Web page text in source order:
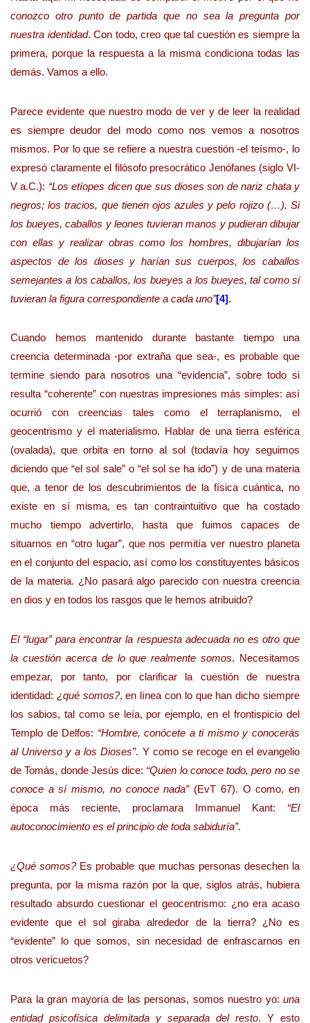
conozco otro punto de partida que no sea la pregunta por
nuestra identidad. Con todo, creo que tal cuestión es siempre la
primera, porque la respuesta a la misma condiciona todas las
demás. Vamos a ello.
Parece evidente que nuestro modo de ver y de leer la realidad
es siempre deudor del modo como nos vemos a nosotros
mismos. Por lo que se refiere a nuestra cuestión -el teísmo-, lo
expresó claramente el filósofo presocrático Jenófanes (siglo VI-
V a.C.): “Los etíopes dicen que sus dioses son de nariz chata y
negros; los tracios, que tienen ojos azules y pelo rojizo (…). Si
los bueyes, caballos y leones tuvieran manos y pudieran dibujar
con ellas y realizar obras como los hombres, dibujarían los
aspectos de los dioses y harían sus cuerpos, los caballos
semejantes a los caballos, los bueyes a los bueyes, tal como si
tuvieran la figura correspondiente a cada uno”[4].
Cuando hemos mantenido durante bastante tiempo una
creencia determinada -por extraña que sea-, es probable que
termine siendo para nosotros una “evidencia”, sobre todo si
resulta “coherente” con nuestras impresiones más simples: así
ocurrió con creencias tales como el terraplanismo, el
geocentrismo y el materialismo. Hablar de una tierra esférica
(ovalada), que orbita en torno al sol (todavía hoy seguimos
diciendo que “el sol sale” o “el sol se ha ido”) y de una materia
que, a tenor de los descubrimientos de la física cuántica, no
existe en sí misma, es tan contraintuitivo que ha costado
mucho tiempo advertirlo, hasta que fuimos capaces de
situarnos en “otro lugar”, que nos permitía ver nuestro planeta
en el conjunto del espacio, así como los constituyentes básicos
de la materia. ¿No pasará algo parecido con nuestra creencia
en dios y en todos los rasgos que le hemos atribuido?
El “lugar” para encontrar la respuesta adecuada no es otro que
la cuestión acerca de lo que realmente somos. Necesitamos
empezar, por tanto, por clarificar la cuestión de nuestra
identidad: ¿qué somos?, en línea con lo que han dicho siempre
los sabios, tal como se leía, por ejemplo, en el frontispicio del
Templo de Delfos: “Hombre, conócete a ti mismo y conocerás
al Universo y a los Dioses”. Y como se recoge en el evangelio
de Tomás, donde Jesús dice: “Quien lo conoce todo, pero no se
conoce a sí mismo, no conoce nada” (EvT 67). O como, en
época más reciente, proclamara Immanuel Kant: “El
autoconocimiento es el principio de toda sabiduría”.
¿Qué somos? Es probable que muchas personas desechen la
pregunta, por la misma razón por la que, siglos atrás, hubiera
resultado absurdo cuestionar el geocentrismo: ¿no era acaso
evidente que el sol giraba alrededor de la tierra? ¿No es
“evidente” lo que somos, sin necesidad de enfrascarnos en
otros vericuetos?
Para la gran mayoría de las personas, somos nuestro yo: una
entidad psicofísica delimitada y separada del resto. Y esto